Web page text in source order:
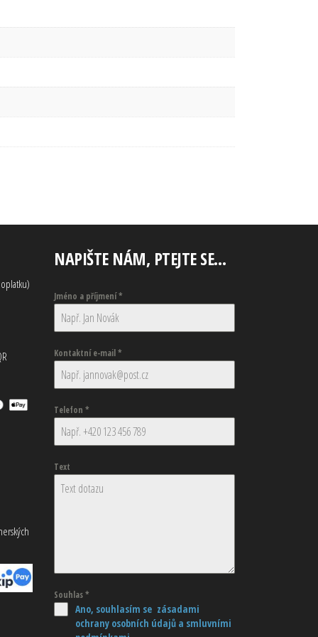
NAPIŠTE NÁM, PTEJTE SE…
Jméno a příjmení*
Kontaktní e-mail*
Telefon *
Text
Souhlas*
Ano, souhlasím se zásadami
ochrany osobních údajů a smluvními